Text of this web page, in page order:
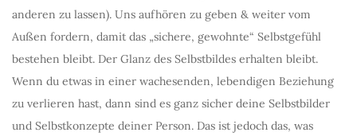
anderen zu lassen). Uns aufhören zu geben & weiter vom
Außen fordern, damit das „sichere, gewohnte“ Selbstgefühl
bestehen bleibt. Der Glanz des Selbstbildes erhalten bleibt.
Wenn du etwas in einer wachesenden, lebendigen Beziehung
zu verlieren hast, dann sind es ganz sicher deine Selbstbilder
und Selbstkonzepte deiner Person. Das ist jedoch das, was